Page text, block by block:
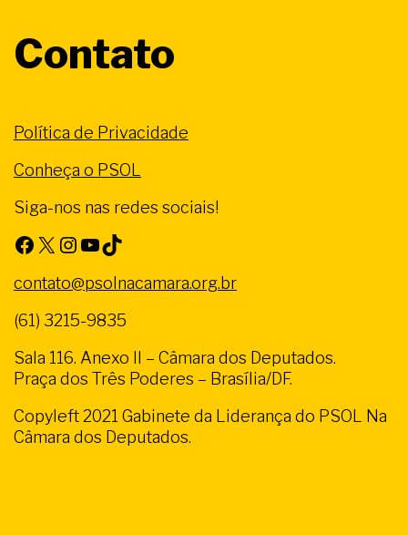
Contato
Política de Privacidade
Conheça o PSOL
Siga-nos nas redes sociais!
Facebook X Instagram Youtube TikTok
contato@psolnacamara.org.br
(61) 3215-9835
Sala 116. Anexo II – Câmara dos Deputados.
Praça dos Três Poderes – Brasília/DF.
Copyleft 2021 Gabinete da Liderança do PSOL Na
Câmara dos Deputados.